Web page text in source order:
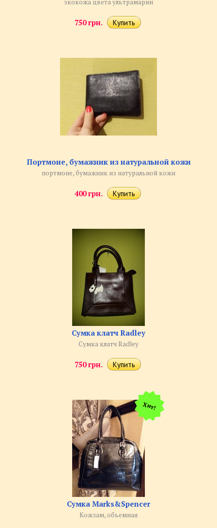
экокожа цвета ультрамарин
750 грн.
Портмоне, бумажник из натуральной кожи
портмоне, бумажник из натуральной кожи
400 грн.
Сумка клатч Radley
Сумка клатч Radley
750 грн.
Хит!
Сумка Marks&Spencer
Кожзам, обьемная